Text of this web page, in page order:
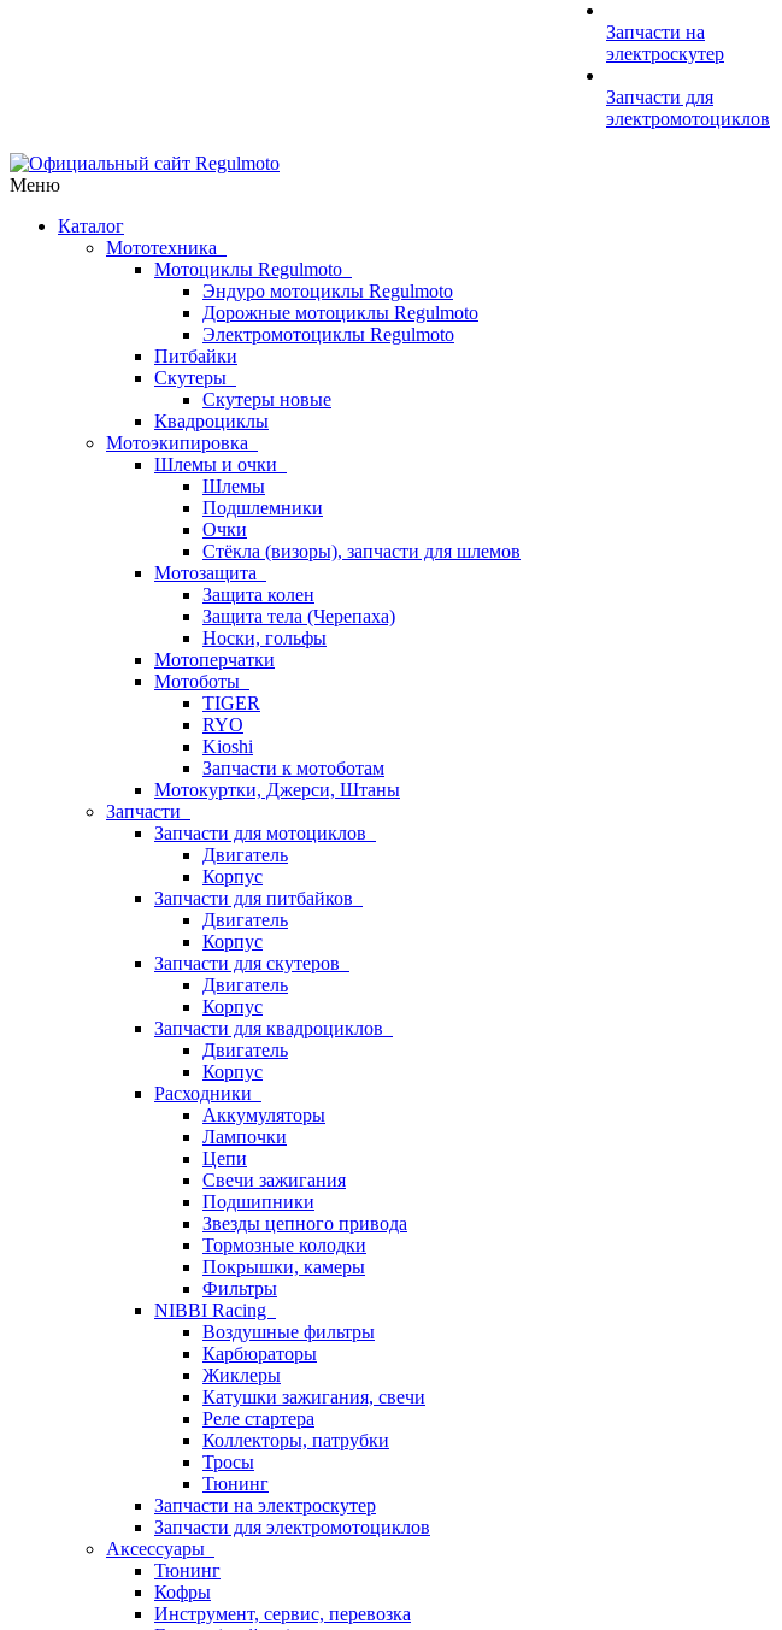
Запчасти на
электроскутер
Запчасти для
электромотоциклов
Меню
Каталог
Мототехника
Мотоциклы Regulmoto
Эндуро мотоциклы Regulmoto
Дорожные мотоциклы Regulmoto
Электромотоциклы Regulmoto
Питбайки
Скутеры
Скутеры новые
Квадроциклы
Мотоэкипировка
Шлемы и очки
Шлемы
Подшлемники
Очки
Стёкла (визоры), запчасти для шлемов
Мотозащита
Защита колен
Защита тела (Черепаха)
Носки, гольфы
Мотоперчатки
Мотоботы
TIGER
RYO
Kioshi
Запчасти к мотоботам
Мотокуртки, Джерси, Штаны
Запчасти
Запчасти для мотоциклов
Двигатель
Корпус
Запчасти для питбайков
Двигатель
Корпус
Запчасти для скутеров
Двигатель
Корпус
Запчасти для квадроциклов
Двигатель
Корпус
Расходники
Аккумуляторы
Лампочки
Цепи
Свечи зажигания
Подшипники
Звезды цепного привода
Тормозные колодки
Покрышки, камеры
Фильтры
NIBBI Racing
Воздушные фильтры
Карбюраторы
Жиклеры
Катушки зажигания, свечи
Реле стартера
Коллекторы, патрубки
Тросы
Тюнинг
Запчасти на электроскутер
Запчасти для электромотоциклов
Аксессуары
Тюнинг
Кофры
Инструмент, сервис, перевозка